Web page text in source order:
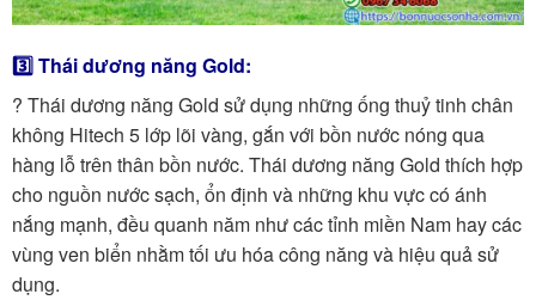
3️⃣ Thái dương năng Gold:
? Thái dương năng Gold sử dụng những ống thuỷ tinh chân
không Hitech 5 lớp lõi vàng, gắn với bồn nước nóng qua
hàng lỗ trên thân bồn nước. Thái dương năng Gold thích hợp
cho nguồn nước sạch, ổn định và những khu vực có ánh
nắng mạnh, đều quanh năm như các tỉnh miền Nam hay các
vùng ven biển nhằm tối ưu hóa công năng và hiệu quả sử
dụng.